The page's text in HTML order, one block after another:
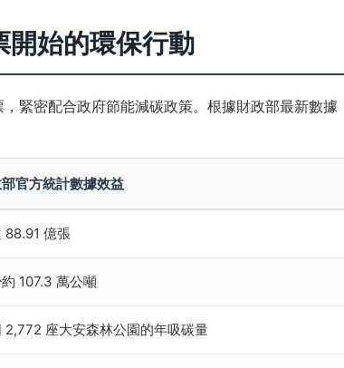
開始的環保行動
緊密配合政府節能減碳政策。根據財政部最新數據
官方統計數據效益
88.91 億張
107.3 萬公噸
2,772 座大安森林公園的年吸碳量